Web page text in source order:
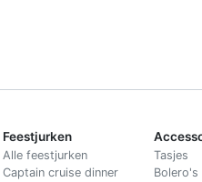
Feestjurken
Alle feestjurken
Captain cruise dinner
Tasjes
Bolero's